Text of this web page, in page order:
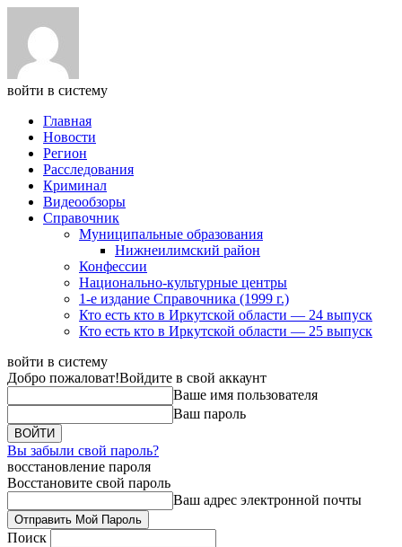
войти в систему
Главная
Новости
Регион
Расследования
Криминал
Видеообзоры
Справочник
Муниципальные образования
Нижнеилимский район
Конфессии
Национально-культурные центры
1-е издание Справочника (1999 г.)
Кто есть кто в Иркутской области — 24 выпуск
Кто есть кто в Иркутской области — 25 выпуск
войти в систему
Добро пожаловат!Войдите в свой аккаунт
Ваше имя пользователя
Ваш пароль
Вы забыли свой пароль?
восстановление пароля
Восстановите свой пароль
Ваш адрес электронной почты
Поиск